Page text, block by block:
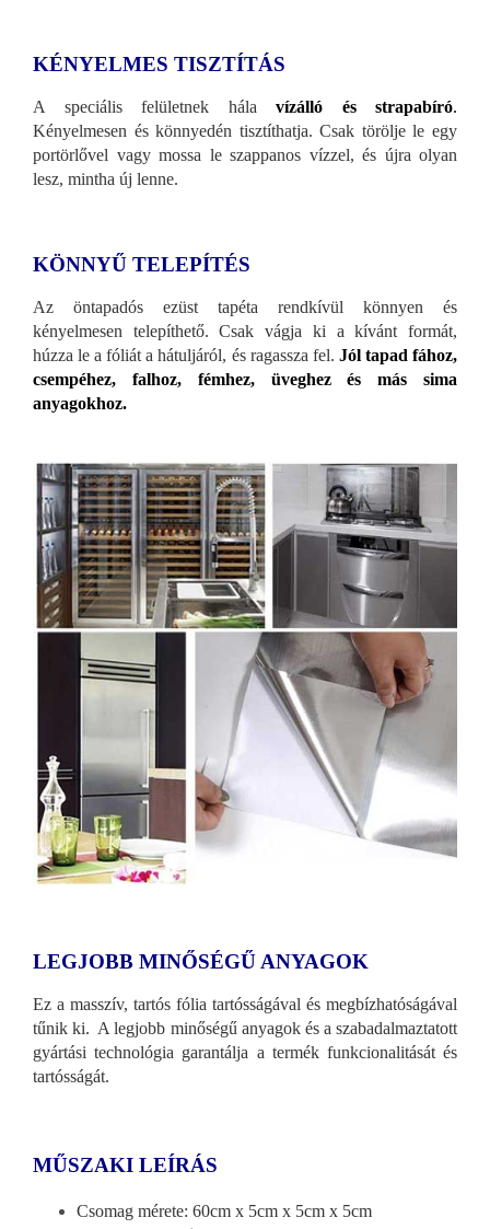
KÉNYELMES TISZTÍTÁS
A speciális felületnek hála vízálló és strapabíró.
Kényelmesen és könnyedén tisztíthatja. Csak törölje le egy
portörlővel vagy mossa le szappanos vízzel, és újra olyan
lesz, mintha új lenne.
KÖNNYŰ TELEPÍTÉS
Az öntapadós ezüst tapéta rendkívül könnyen és
kényelmesen telepíthető. Csak vágja ki a kívánt formát,
húzza le a fóliát a hátuljáról, és ragassza fel. Jól tapad fához,
csempéhez, falhoz, fémhez, üveghez és más sima
anyagokhoz.
LEGJOBB MINŐSÉGŰ ANYAGOK
Ez a masszív, tartós fólia tartósságával és megbízhatóságával
tűnik ki. A legjobb minőségű anyagok és a szabadalmaztatott
gyártási technológia garantálja a termék funkcionalitását és
tartósságát.
MŰSZAKI LEÍRÁS
Csomag mérete: 60cm x 5cm x 5cm x 5cm